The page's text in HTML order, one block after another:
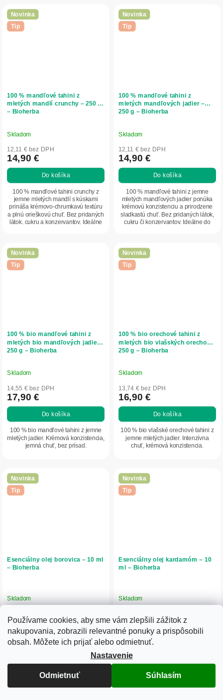
Používame cookies, aby sme vám zlepšili zážitok z
nakupovania, zobrazili relevantné ponuky a prispôsobili
obsah. Môžete ich prijať alebo odmietnuť.
Nastavenie
Odmietnuť Súhlasím
Novinka
Tip
100 % mandľové tahini z
mletých mandlí crunchy – 250 g
– Bioherba
Skladom
12,11 € bez DPH
14,90 €
Do košíka
100 % mandľové tahini crunchy z
jemne mletých mandlí s kúskami
prináša krémovo-chrumkavú textúru
a plnú orieškovú chuť. Bez pridaných
látok, cukru a konzervantov. Ideálne
Novinka
Tip
100 % mandľové tahini z
mletých mandľových jadier –
250 g – Bioherba
Skladom
12,11 € bez DPH
14,90 €
Do košíka
100 % mandľové tahini z jemne
mletých mandľových jadier ponúka
krémovú konzistenciu a prirodzene
sladkastú chuť. Bez pridaných látok,
cukru či konzervantov. Ideálne do
Novinka
Tip
100 % bio mandľové tahini z
mletých bio mandľových jadier –
250 g – Bioherba
Skladom
14,55 € bez DPH
17,90 €
Do košíka
100 % bio mandľové tahini z jemne
mletých jadier. Krémová konzistencia,
jemná chuť, bez prísad.
Novinka
Tip
100 % bio orechové tahini z
mletých bio vlašských orechov –
250 g – Bioherba
Skladom
13,74 € bez DPH
16,90 €
Do košíka
100 % bio vlašské orechové tahini z
jemne mletých jadier. Intenzívna
chuť, krémová konzistencia.
Novinka
Tip
Esenciálny olej borovica – 10 ml
– Bioherba
Skladom
8,90 €
Do košíka
Esenciálny olej borovica (prímorská
borovica) Bioherba (Pinus pinaster)
je 100 % prírodný olej s intenzívnou
sviežou, živicovo-lesnou vôňou.
Ideálny pre aromaterapiu, difuzéry...
Novinka
Tip
Esenciálny olej kardamóm – 10
ml – Bioherba
Skladom
18,90 €
Esenciálny olej kardamóm je 100 %
prírodný olej zo semien Elettaria
cardamomum. Má teplú, korenistú a
jemne sladkú vôňu s citrusovo-
balzamickými tónmi. Podporuje